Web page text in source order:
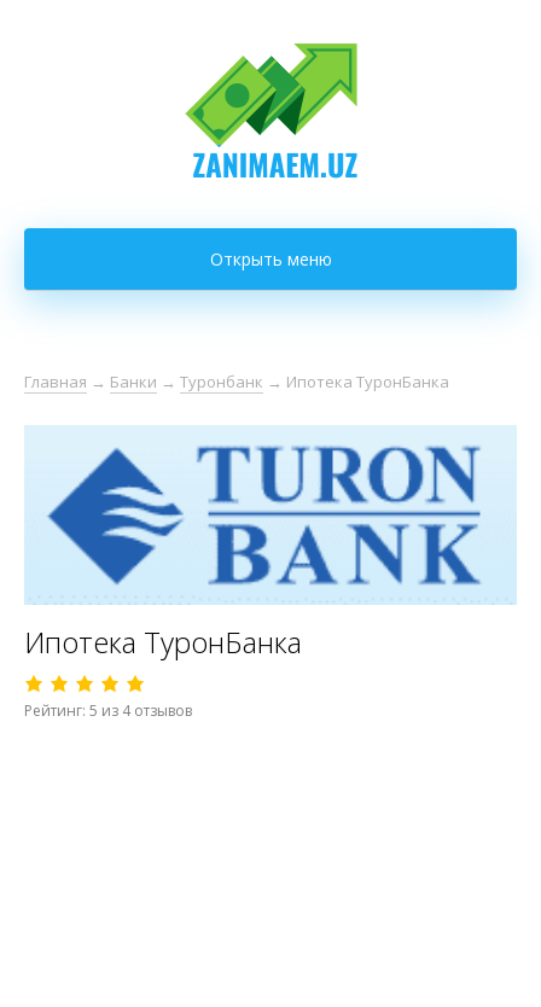
Открыть меню
Главная → Банки → Туронбанк → Ипотека ТуронБанка
Ипотека ТуронБанка
Рейтинг: 5 из 4 отзывов